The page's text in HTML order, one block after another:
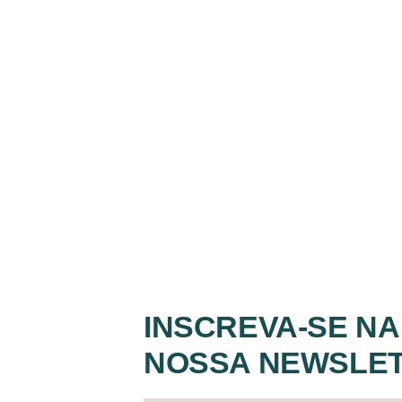
INSCREVA-SE NA
NOSSA